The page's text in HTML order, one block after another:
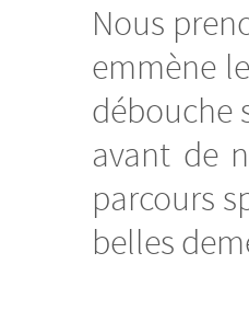
Nous
emmène
débouche
avant de
parcours
belles